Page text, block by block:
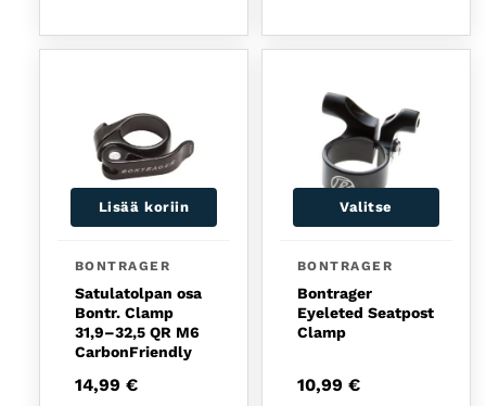
Lisää koriin
BONTRAGER
Satulatolpan osa
Bontr. Clamp
31,9–32,5 QR M6
CarbonFriendly
14,99 €
Valitse
BONTRAGER
Bontrager
Eyeleted Seatpost
Clamp
10,99 €